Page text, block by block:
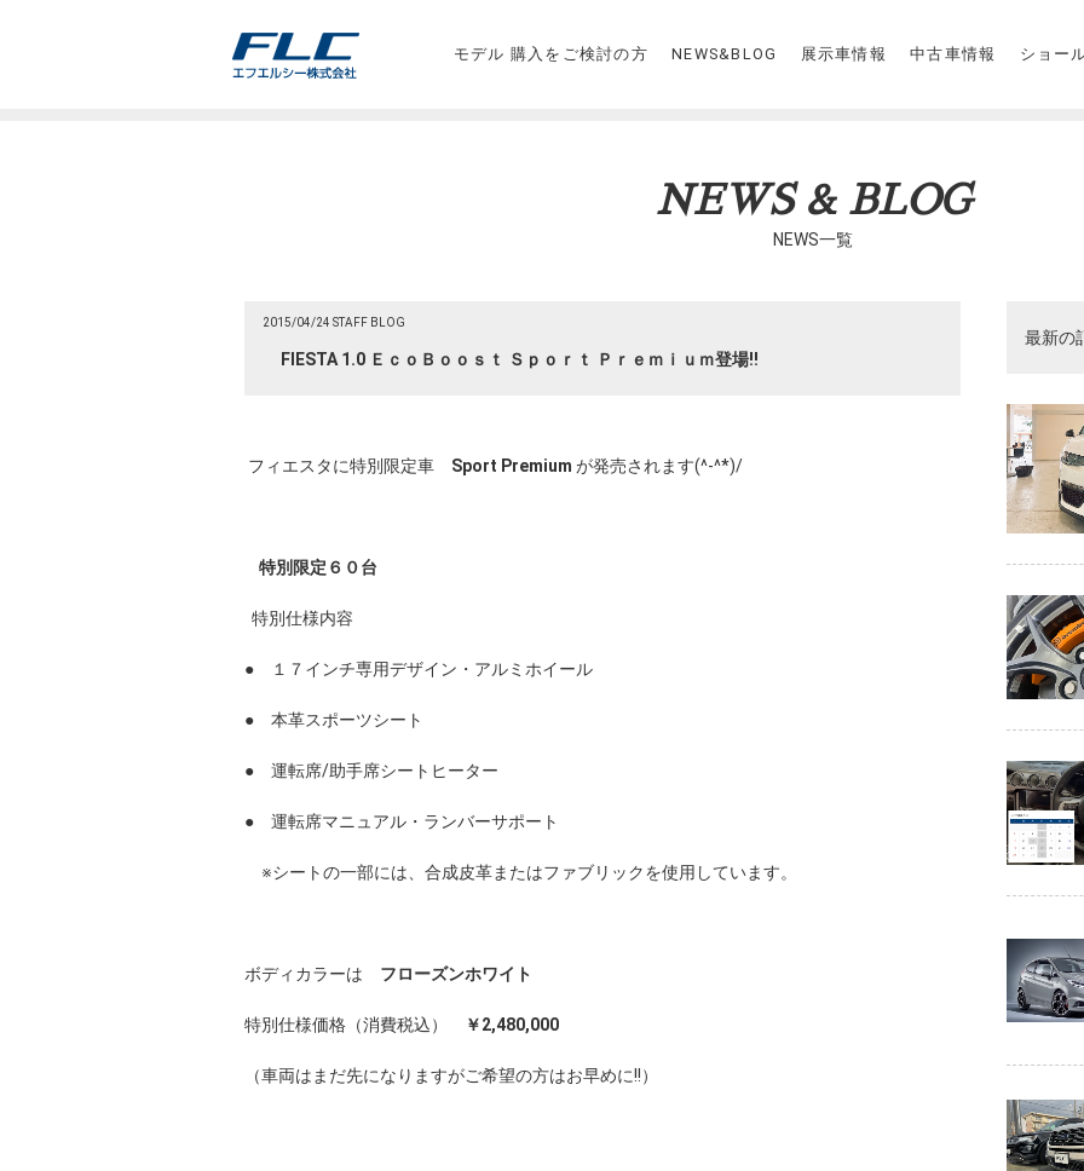
モデル 購入をご検討の方 NEWS&BLOG 展示車情報 中古車情報 ショー
NEWS & BLOG
NEWS一覧
2015/04/24 STAFF BLOG
FIESTA 1.0 ＥｃｏＢｏｏｓｔ Ｓｐｏｒｔ Ｐｒｅｍｉｕｍ登場!!
フィエスタに特別限定車 Sport Premium が発売されます(^-^*)/
特別限定６０台
特別仕様内容
● １７インチ専用デザイン・アルミホイール
● 本革スポーツシート
● 運転席/助手席シートヒーター
● 運転席マニュアル・ランバーサポート
※シートの一部には、合成皮革またはファブリックを使用しています。
ボディカラーは フローズンホワイト
特別仕様価格（消費税込） ￥2,480,000
（車両はまだ先になりますがご希望の方はお早めに!!）
最新の